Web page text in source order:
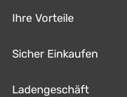
Ihre Vorteile
Sicher Einkaufen
Ladengeschäft